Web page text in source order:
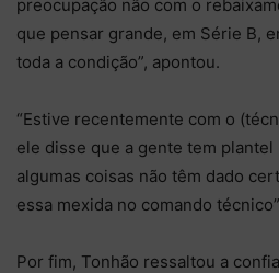
preocupação não com o
que pensar grande, em Série B,
toda a condição”, apontou.
“Estive recentemente com o
ele disse que a gente tem
algumas coisas não têm dado
essa mexida no comando
Por fim, Tonhão ressaltou a